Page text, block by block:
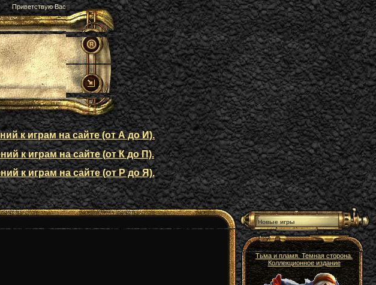
Приветствую Вас
к играм на сайте (от А до И).
к играм на сайте (от К до П).
к играм на сайте (от Р до Я).
Новые игры
Тьма и пламя. Темная сторона.
Коллекционное издание